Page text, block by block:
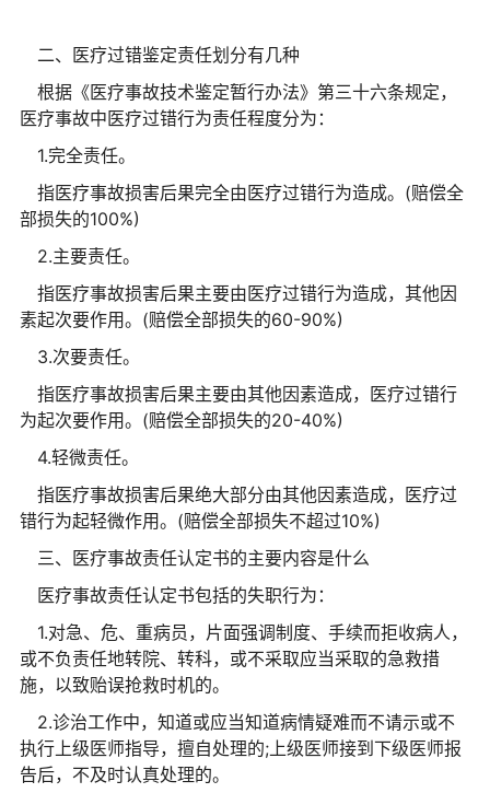
二、医疗过错鉴定责任划分有几种
根据《医疗事故技术鉴定暂行办法》第三十六条规定，
医疗事故中医疗过错行为责任程度分为：
1.完全责任。
指医疗事故损害后果完全由医疗过错行为造成。(赔偿全
部损失的100%)
2.主要责任。
指医疗事故损害后果主要由医疗过错行为造成，其他因
素起次要作用。(赔偿全部损失的60-90%)
3.次要责任。
指医疗事故损害后果主要由其他因素造成，医疗过错行
为起次要作用。(赔偿全部损失的20-40%)
4.轻微责任。
指医疗事故损害后果绝大部分由其他因素造成，医疗过
错行为起轻微作用。(赔偿全部损失不超过10%)
三、医疗事故责任认定书的主要内容是什么
医疗事故责任认定书包括的失职行为：
1.对急、危、重病员，片面强调制度、手续而拒收病人，
或不负责任地转院、转科，或不采取应当采取的急救措
施，以致贻误抢救时机的。
2.诊治工作中，知道或应当知道病情疑难而不请示或不
执行上级医师指导，擅自处理的;上级医师接到下级医师报
告后，不及时认真处理的。